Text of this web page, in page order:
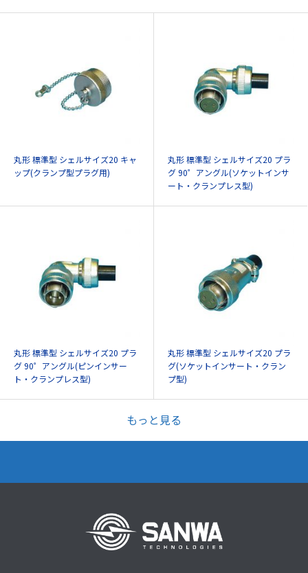
丸形 標準型 シェルサイズ20 キャ
ップ(クランプ型プラグ用)
丸形 標準型 シェルサイズ20 プラ
グ 90゜アングル(ソケットインサ
ート・クランプレス型)
丸形 標準型 シェルサイズ20 プラ
グ 90゜アングル(ピンインサー
ト・クランプレス型)
丸形 標準型 シェルサイズ20 プラ
グ(ソケットインサート・クラン
プ型)
もっと見る